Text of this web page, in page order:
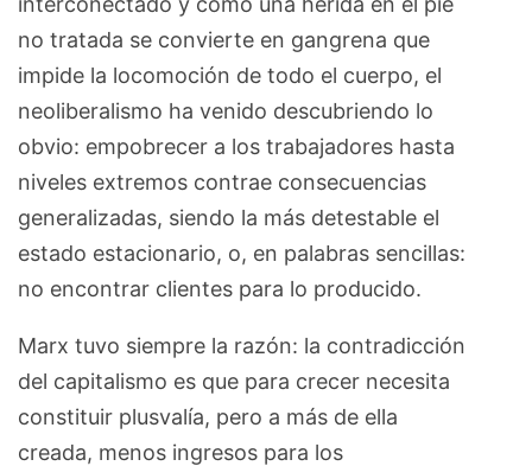
no tratada se convierte en gangrena que
impide la locomoción de todo el cuerpo, el
neoliberalismo ha venido descubriendo lo
obvio: empobrecer a los trabajadores hasta
niveles extremos contrae consecuencias
generalizadas, siendo la más detestable el
estado estacionario, o, en palabras sencillas:
no encontrar clientes para lo producido.
Marx tuvo siempre la razón: la contradicción
del capitalismo es que para crecer necesita
constituir plusvalía, pero a más de ella
creada, menos ingresos para los